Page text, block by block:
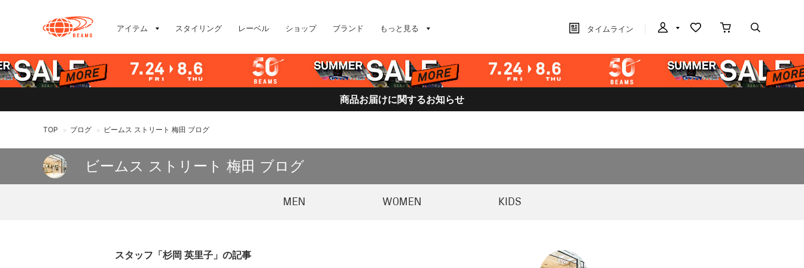
アイテム スタイリング レーベル ショップ ブランド もっと見る タイムライン
商品お届けに関するお知らせ
TOP > ブログ > ビームス ストリート 梅田 ブログ
ビームス ストリート 梅田 ブログ
MEN WOMEN KIDS
スタッフ「杉岡 英里子」の記事